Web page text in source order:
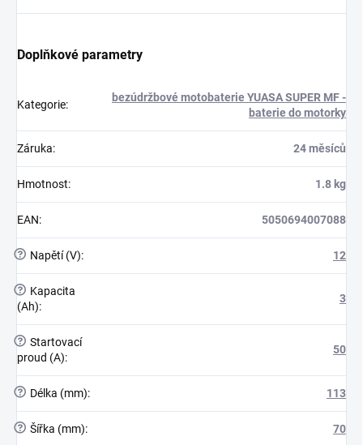
Doplňkové parametry
Kategorie:
bezúdržbové motobaterie YUASA SUPER MF -
baterie do motorky
Záruka: 24 měsíců
Hmotnost: 1.8 kg
EAN: 5050694007088
? Napětí (V): 12
?
Kapacita
(Ah):
3
? Startovací
proud (A):
50
? Délka (mm): 113
? Šířka (mm): 70